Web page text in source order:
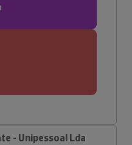
- Unipessoal Lda